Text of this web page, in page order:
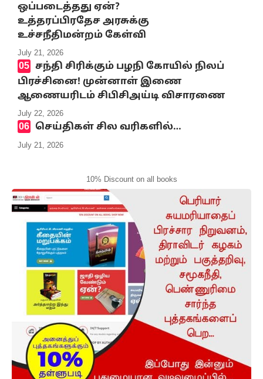
ஒப்படைத்தது ஏன்?
உத்தரப்பிரதேச அரசுக்கு
உச்சநீதிமன்றம் கேள்வி
July 21, 2026
சந்தி சிரிக்கும் பழநி கோயில் நிலப்
பிரச்சினை! முன்னாள் இணை
ஆணையரிடம் சிபிசிஅய்டி விசாரணை
July 22, 2026
செய்திகள் சில வரிகளில்…
July 21, 2026
10% Discount on all books